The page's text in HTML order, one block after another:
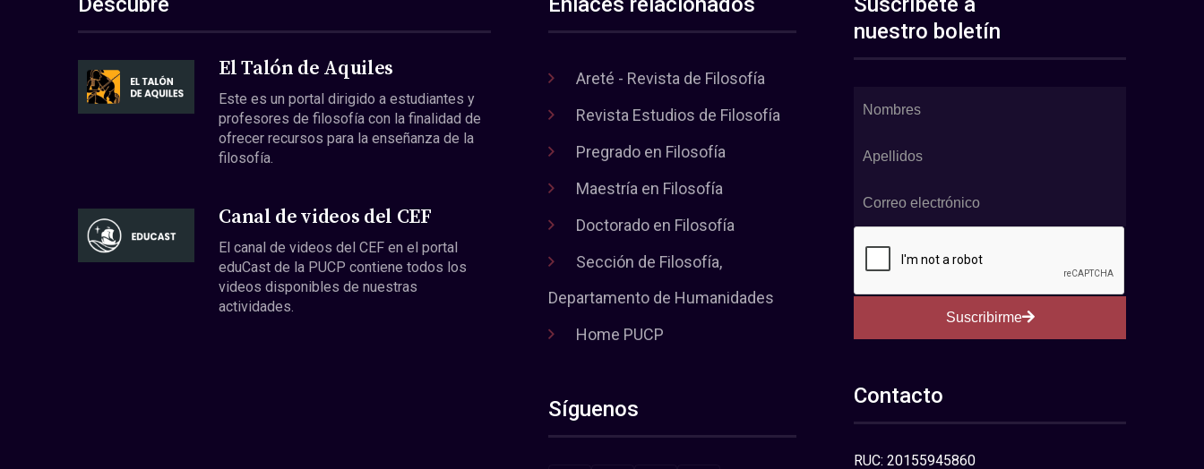
El Talón de Aquiles
Este es un portal dirigido a estudiantes y
profesores de filosofía con la finalidad de
ofrecer recursos para la enseñanza de la
filosofía.
Canal de videos del CEF
El canal de videos del CEF en el portal
eduCast de la PUCP contiene todos los
videos disponibles de nuestras
actividades.
Areté - Revista de Filosofía
Revista Estudios de Filosofía
Pregrado en Filosofía
Maestría en Filosofía
Doctorado en Filosofía
Sección de Filosofía,
Departamento de Humanidades
Home PUCP
Síguenos
nuestro boletín
Suscribirme
Contacto
RUC: 20155945860